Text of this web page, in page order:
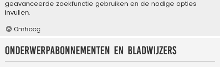
geavanceerde zoekfunctie gebruiken en de nodige opties
invullen.
Omhoog
Onderwerpabonnementen en bladwijzers